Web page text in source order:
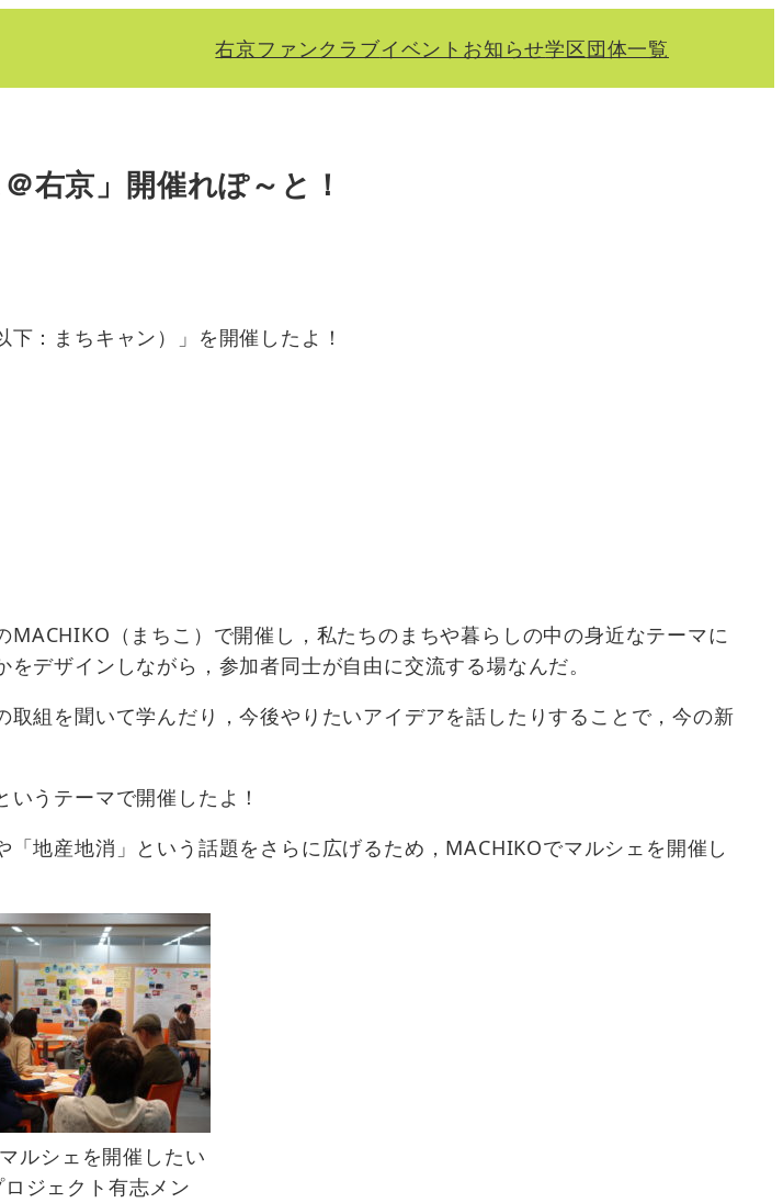
右京ファンクラブイベント お知らせ学区団体一覧
右京」開催れぽ～と！
：まちキャン）」を開催したよ！
（まちこ）で開催し，私たちのまちや暮らしの中の身近なテーマに
デザインしながら，参加者同士が自由に交流する場なんだ。
組を聞いて学んだり，今後やりたいアイデアを話したりすることで，今の新
いうテーマで開催したよ！
地産地消」という話題をさらに広げるため，MACHIKOでマルシェを開催し
ルシェを開催したい
ジェクト有志メン